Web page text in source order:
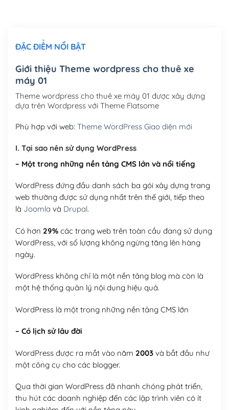
Mua thêm Host + Tên miền
Tên miền Việt Nam .vn (1 năm)
Hosting 2GB SSD (1 năm)(+450,000₫)
Hosting 3GB SSD (1 năm)(+550,000₫)
Hosting 5GB SSD (1 năm)
Hosting 8GB SSD (1 năm) (+950,000₫)
ĐẶC ĐIỂM NỔI BẬT
Giới thiệu Theme wordpress cho thuê xe
máy 01
Theme wordpress cho thuê xe máy 01 được xây dựng
dựa trên Wordpress với Theme Flatsome
Phù hợp với web: Theme WordPress Giao diện mới
I. Tại sao nên sử dụng WordPress
– Một trong những nền tảng CMS lớn và nổi tiếng
WordPress đứng đầu danh sách ba gói xây dựng trang
web thường được sử dụng nhất trên thế giới, tiếp theo
là Joomla và Drupal.
Có hơn 29%các trang web trên toàn cầu đang sử dụng
WordPress, với số lượng không ngừng tăng lên hàng
ngày.
WordPress không chỉ là một nền tảng blog mà còn là
một hệ thống quản lý nội dung hiệu quả.
WordPress là một trong những nền tảng CMS lớn
– Có lịch sử lâu đời
WordPress được ra mắt vào năm 2003và bắt đầu như
một công cụ cho các blogger.
Qua thời gian WordPress đã nhanh chóng phát triển,
thu hút các doanh nghiệp đến các lập trình viên có ít